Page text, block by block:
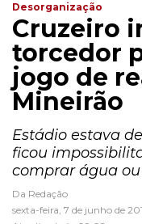
Desorganização
Cruzeiro
torcedor
jogo de
Mineirão
Estádio estava
ficou
comprar água
Da Redação
sexta-feira, 7 de junho de